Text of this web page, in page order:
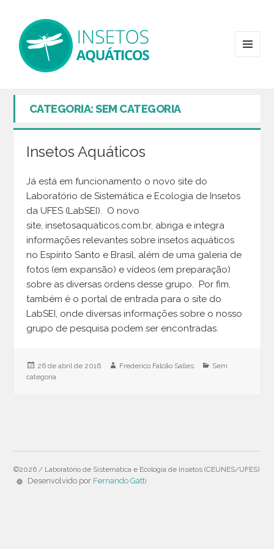
CATEGORIA: SEM CATEGORIA
Insetos Aquáticos
Já está em funcionamento o novo site do
Laboratório de Sistemática e Ecologia de Insetos
da UFES (LabSEI). O novo
site, insetosaquaticos.com.br, abriga e integra
informações relevantes sobre insetos aquáticos
no Espírito Santo e Brasil, além de uma galeria de
fotos (em expansão) e vídeos (em preparação)
sobre as diversas ordens desse grupo. Por fim,
também é o portal de entrada para o site do
LabSEI, onde diversas informações sobre o nosso
grupo de pesquisa podem ser encontradas.
Publicado
em
26 de abril de 2016 Autor
Frederico Falcão Salles Categorias
Sem
categoria
©2026 / Laboratório de Sistemática e Ecologia de Insetos (CEUNES/UFES)
Desenvolvido por Fernando Gatti